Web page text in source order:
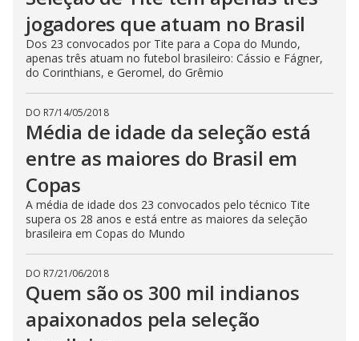
jogadores que atuam no Brasil
Dos 23 convocados por Tite para a Copa do Mundo,
apenas três atuam no futebol brasileiro: Cássio e Fágner,
do Corinthians, e Geromel, do Grêmio
DO R7/14/05/2018
Média de idade da seleção está
entre as maiores do Brasil em
Copas
A média de idade dos 23 convocados pelo técnico Tite
supera os 28 anos e está entre as maiores da seleção
brasileira em Copas do Mundo
DO R7/21/06/2018
Quem são os 300 mil indianos
apaixonados pela seleção